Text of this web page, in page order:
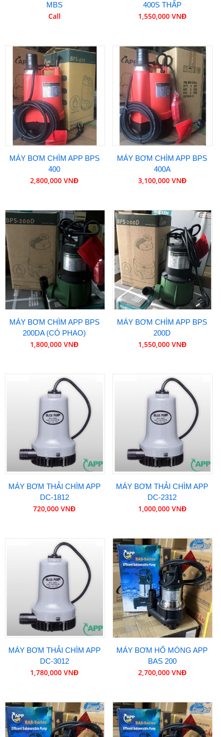
MBS
Call
400S THẤP
1,550,000 VNĐ
MÁY BƠM CHÌM APP BPS
400
2,800,000 VNĐ
MÁY BƠM CHÌM APP BPS
400A
3,100,000 VNĐ
MÁY BƠM CHÌM APP BPS
200DA (CÓ PHAO)
1,800,000 VNĐ
MÁY BƠM CHÌM APP BPS
200D
1,550,000 VNĐ
MÁY BƠM THẢI CHÌM APP
DC-1812
720,000 VNĐ
MÁY BƠM THẢI CHÌM APP
DC-2312
1,000,000 VNĐ
MÁY BƠM THẢI CHÌM APP
DC-3012
1,780,000 VNĐ
MÁY BƠM HỐ MÓNG APP
BAS 200
2,700,000 VNĐ